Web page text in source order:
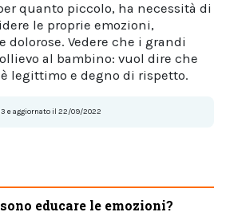
quanto piccolo, ha necessità di
le proprie emozioni,
Vedere che i grandi
al bambino: vuol dire che
legittimo e degno di rispetto.
e aggiornato il 22/09/2022
educare le emozioni?